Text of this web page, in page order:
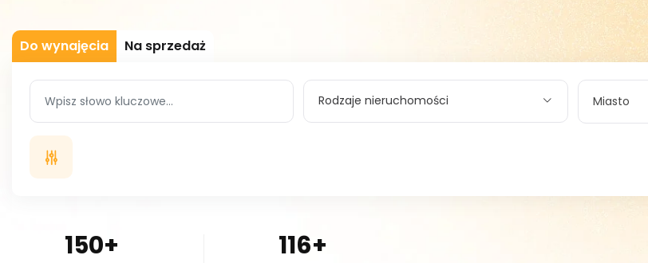
Do wynajęcia Na sprzedaż
Rodzaje nieruchomości Miasto
150+ 116+